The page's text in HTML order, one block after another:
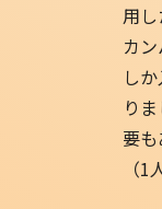
用
カ
し
り
要
（